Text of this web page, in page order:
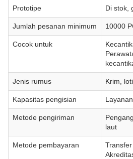
Prototipe Di stok,
Jumlah pesanan minimum 10000
Cocok untuk
Jenis rumus Krim,
Kapasitas pengisian
Metode pengiriman
laut
Metode pembayaran